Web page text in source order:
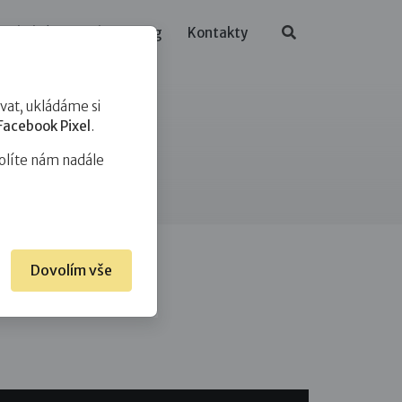
Blog Kontakty
ukládáme si
Pixel .
nám nadále
Dovolím vše